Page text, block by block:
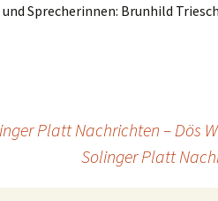
und Sprecherinnen: Brunhild
Platt Nachrichten – Dös
Solinger Platt